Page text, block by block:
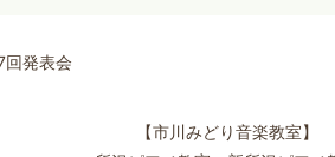
発表会
【市川みどり音楽教室】